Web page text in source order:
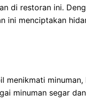
di restoran ini.
ini menciptakan
menikmati
minuman segar